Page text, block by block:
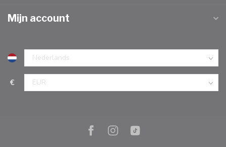
Mijn account
€